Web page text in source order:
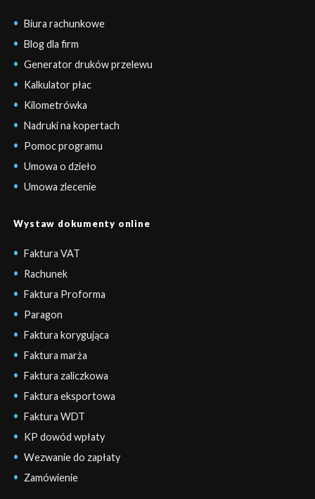
Biura rachunkowe
Blog dla firm
Generator druków przelewu
Kalkulator płac
Kilometrówka
Nadruki na kopertach
Pomoc programu
Umowa o dzieło
Umowa zlecenie
Wystaw dokumenty online
Faktura VAT
Rachunek
Faktura Proforma
Paragon
Faktura korygująca
Faktura marża
Faktura zaliczkowa
Faktura eksportowa
Faktura WDT
KP dowód wpłaty
Wezwanie do zapłaty
Zamówienie